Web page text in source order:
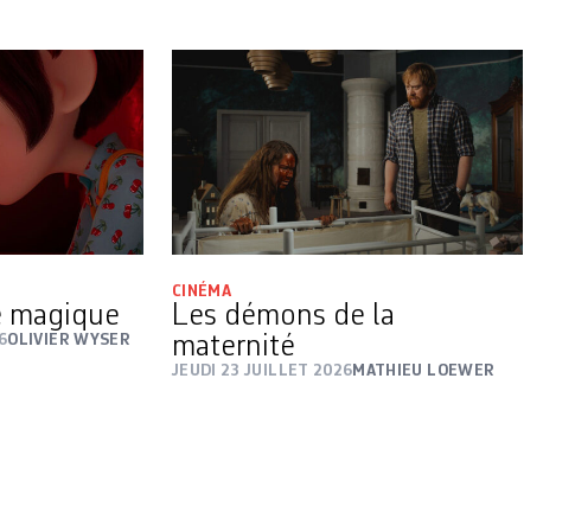
magique
OLIVIER WYSER
CINÉMA
Les démons de la
maternité
JEUDI 23 JUILLET 2026 MATHIEU LOEWER